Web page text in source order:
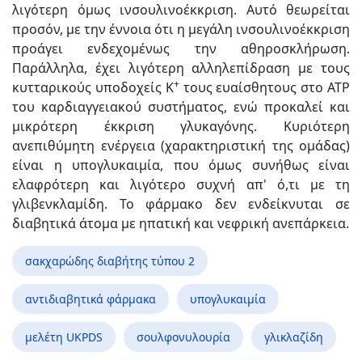
λιγότερη όμως ινσουλινοέκκριση. Αυτό θεωρείται
προσόν, με την έννοια ότι η μεγάλη ινσουλινοέκκριση
προάγει ενδεχομένως την αθηροσκλήρωση.
Παράλληλα, έχει λιγότερη αλληλεπίδραση με τους
κυτταρικούς υποδοχείς Κ+τους ευαίσθητους στο ΑΤΡ
του καρδιαγγειακού συστήματος, ενώ προκαλεί και
μικρότερη έκκριση γλυκαγόνης. Κυριότερη
ανεπιθύμητη ενέργεια (χαρακτηριστική της ομάδας)
είναι η υπογλυκαιμία, που όμως συνήθως είναι
ελαφρότερη και λιγότερο συχνή απ' ό,τι με τη
γλιβενκλαμίδη. Το φάρμακο δεν ενδείκνυται σε
διαβητικά άτομα με ηπατική και νεφρική ανεπάρκεια.
σακχαρώδης διαβήτης τύπου 2
αντιδιαβητικά φάρμακα υπογλυκαιμία
μελέτη UKPDS σουλφονυλουρία γλικλαζίδη